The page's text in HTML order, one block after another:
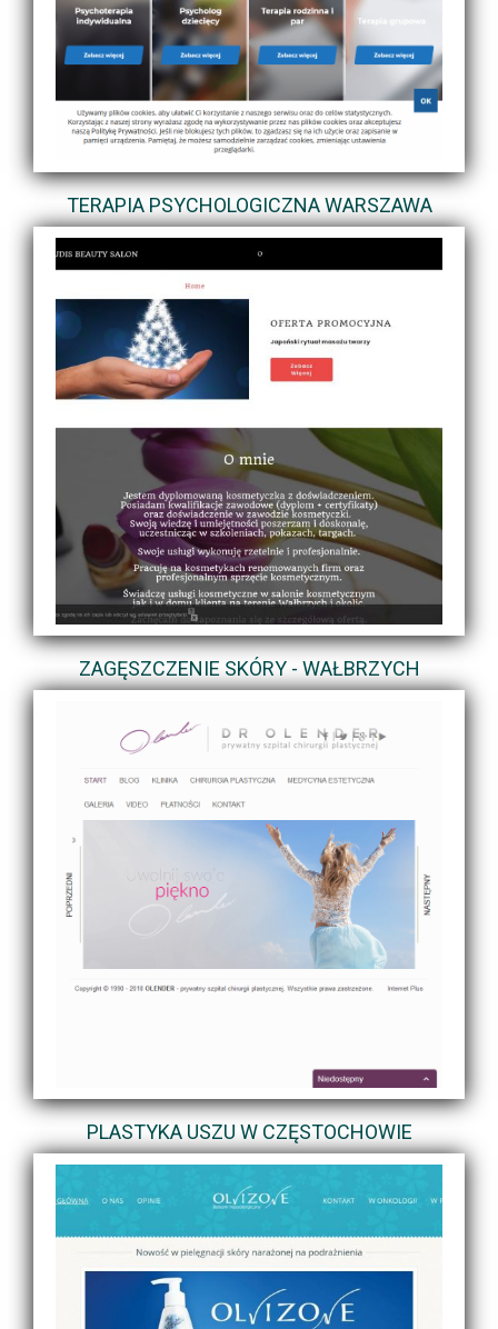
TERAPIA PSYCHOLOGICZNA WARSZAWA
ZAGĘSZCZENIE SKÓRY - WAŁBRZYCH
PLASTYKA USZU W CZĘSTOCHOWIE